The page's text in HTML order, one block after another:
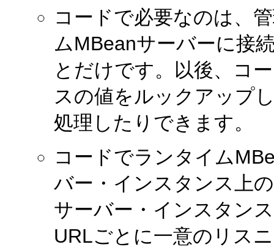
コードで必要なのは、
ムMBeanサーバーに接
とだけです。以後、コ
スの値をルックアップ
処理したりできます。
コードでランタイム
バー・インスタンス上
サーバー・インスタン
URLごとに一意のリス